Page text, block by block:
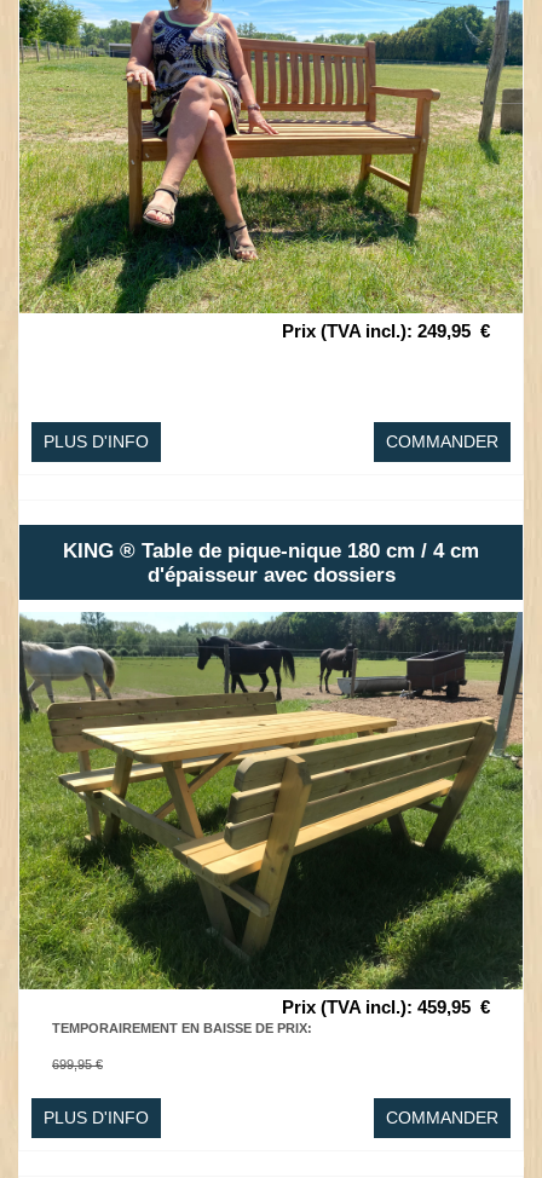
Prix (TVA incl.): 249,95 €
PLUS D'INFO COMMANDER
KING ® Table de pique-nique 180 cm / 4 cm
d'épaisseur avec dossiers
Prix (TVA incl.): 459,95 €
TEMPORAIREMENT EN BAISSE DE PRIX:
699,95 €
PLUS D'INFO COMMANDER